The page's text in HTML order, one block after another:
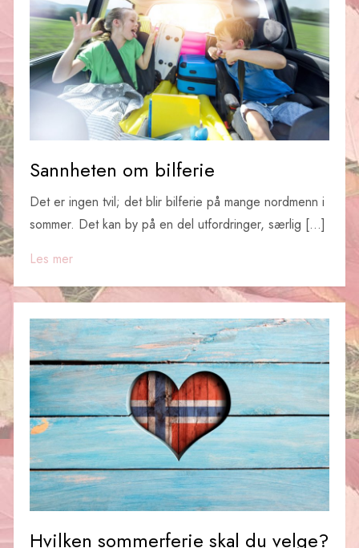
Sannheten om bilferie
Det er ingen tvil; det blir bilferie på mange nordmenn i
sommer. Det kan by på en del utfordringer, særlig […]
Les mer
Hvilken sommerferie skal du velge?